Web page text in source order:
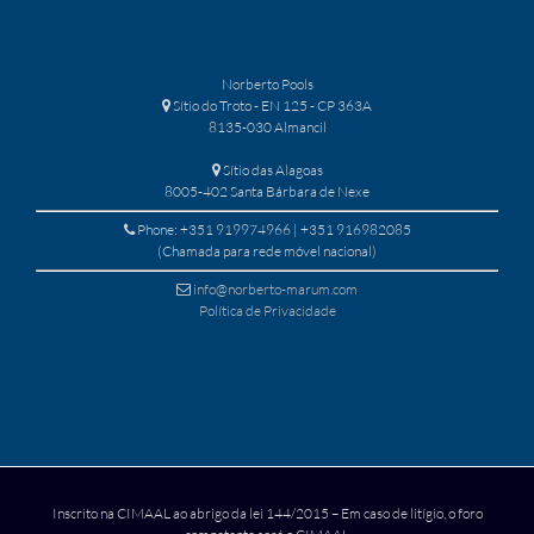
Norberto Pools
Sítio do Troto - EN 125 - CP 363A
8135-030 Almancil
Sítio das Alagoas
8005-402 Santa Bárbara de Nexe
Phone: +351 919974966 | +351 916982085
(Chamada para rede móvel nacional)
info@norberto-marum.com
Política de Privacidade
Inscrito na CIMAAL ao abrigo da lei 144/2015 – Em caso de litígio, o foro